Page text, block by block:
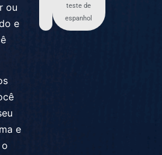
ou
e
e
teste de
espanhol